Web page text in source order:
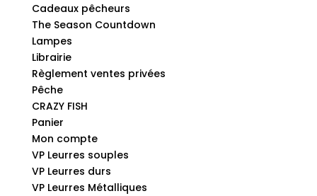
Cadeaux pêcheurs
The Season Countdown
Lampes
Librairie
Règlement ventes privées
Pêche
CRAZY FISH
Panier
Mon compte
VP Leurres souples
VP Leurres durs
VP Leurres Métalliques